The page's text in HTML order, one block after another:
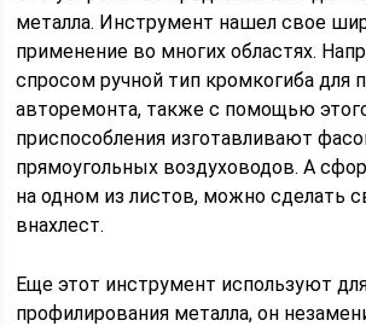
металла. Инструмент нашел свое
применение во многих областях.
спросом ручной тип кромкогиба для
авторемонта, также с помощью
приспособления изготавливают
прямоугольных воздуховодов. А
на одном из листов, можно сделать
внахлест.
Еще этот инструмент используют
профилирования металла, он